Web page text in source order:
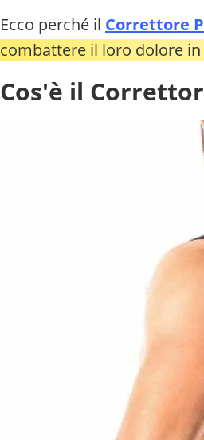
Ecco perché il Correttore
combattere il loro dolore
Cos'è il